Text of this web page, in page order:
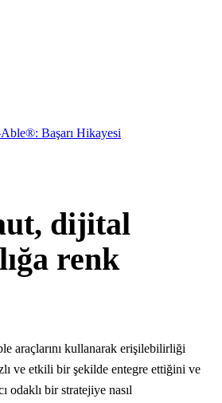
Başarı Hikayesi
dijital
renk
araçlarını kullanarak erişilebilirliği
ve etkili bir şekilde entegre ettiğini ve
odaklı bir stratejiye nasıl